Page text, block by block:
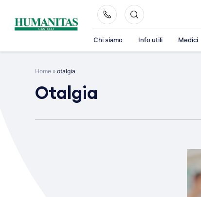
content
Chi siamo Info utili Medici
Home » otalgia
Otalgia